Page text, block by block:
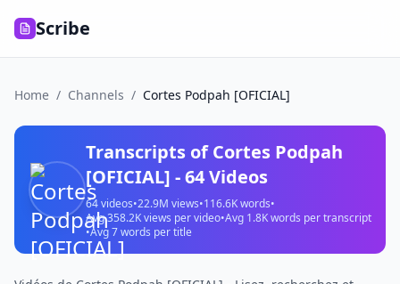
Scribe
Home / Channels / Cortes Podpah [OFICIAL]
Transcripts ofCortes Podpah
[OFICIAL] -64Videos
64videos•22.9M views•116.6Kwords•
Avg358.2Kviews per video•Avg 1.8Kwords per transcript
•Avg7words per title